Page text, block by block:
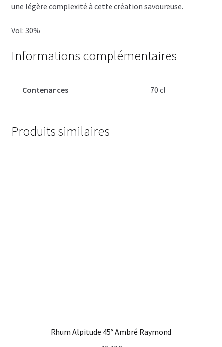
une légère complexité à cette création savoureuse.
Vol: 30%
Informations complémentaires
Contenances 70 cl
Produits similaires
Rhum Alpitude 45° Ambré Raymond